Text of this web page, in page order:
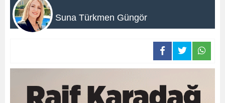
Suna Türkmen Güngör